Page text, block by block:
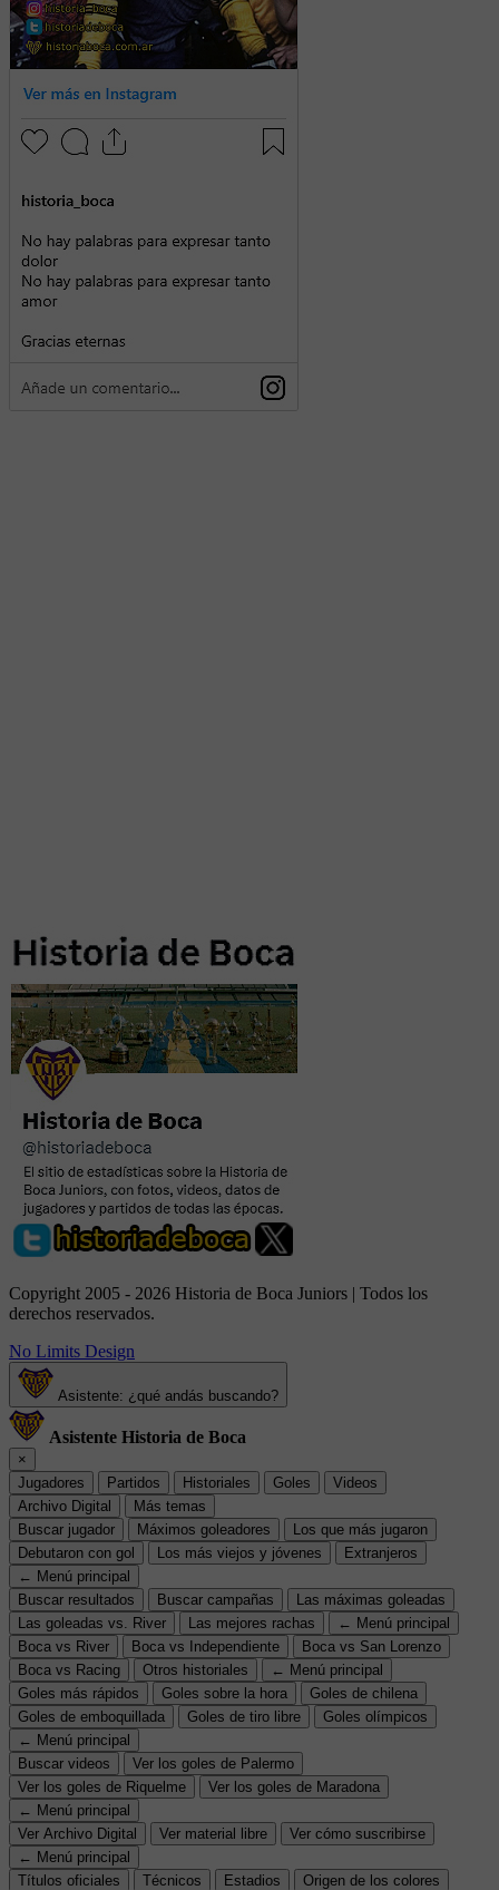
Copyright 2005 - 2026 Historia de Boca Juniors | Todos los
derechos reservados.
No Limits Design
Asistente: ¿qué andás buscando?
Asistente Historia de Boca
×
Jugadores
Partidos Historiales Goles
Videos
Archivo Digital
Más temas
Buscar jugador
Máximos goleadores
Los que más jugaron
Debutaron con gol
Los más viejos y jóvenes
Extranjeros
← Menú principal
Buscar resultados
Buscar campañas
Las máximas goleadas
Las goleadas vs. River
Las mejores rachas
← Menú principal
Boca vs River
Boca vs Independiente
Boca vs San Lorenzo
Boca vs Racing
Otros historiales
← Menú principal
Goles más rápidos
Goles sobre la hora
Goles de chilena
Goles de emboquillada
Goles de tiro libre
Goles olímpicos
← Menú principal
Buscar videos
Ver los goles de Palermo
Ver los goles de Riquelme
Ver los goles de Maradona
← Menú principal
Ver Archivo Digital
Ver material libre
Ver cómo suscribirse
← Menú principal
Títulos oficiales
Técnicos Estadios
Origen de los colores